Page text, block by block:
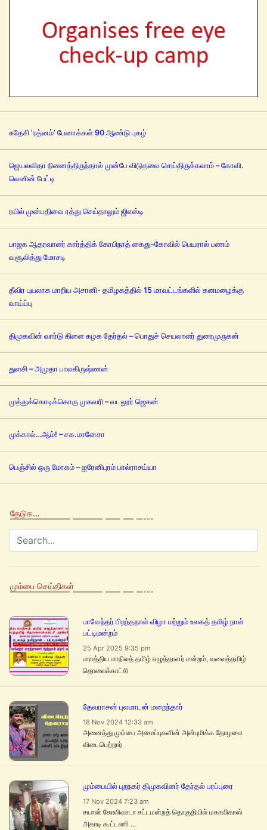
சுதேசி ’ரத்னம்’ பேனாக்கள் 90 ஆண்டு புகழ்
ஜெயலலிதா நினைத்திருந்தால் முன்பே விடுதலை செய்திருக்கலாம் – கோவி.
லெனின் பேட்டி
ரயில் முன்பதிவை ரத்து செய்தாலும் ஜிஎஸ்டி
பாஜக ஆதரவாளர் கார்த்திக் கோபிநாத் கைது-கோவில் பெயரால் பணம்
வசூலித்து மோசடி
தீவிர புயலாக மாறிய அசானி- தமிழகத்தில் 15 மாவட்டங்களில் கனமழைக்கு
வாய்ப்பு
திமுகவின் வார்டு கிளை கழக தேர்தல் – பொதுச் செயலாளர் துரைமுருகன்
துளசி – அமுதா பாலகிருஷ்ணன்
முத்துக்கொடிக்கொரு முகவரி – வடலூர் ஜெகன்
முக்கால்…ஆம்! – சக.மானேசா
பெஞ்சில் ஒரு மோகம் – ஐரேனிபுரம் பால்ராசய்யா
தேடுக…
மும்பை செய்திகள்
பாவேந்தர் பிறந்தநாள் விழா மற்றும் உலகத் தமிழ் நாள்
பட்டிமன்றம்
25 Apr 2025 9:35 pm
மராத்திய மாநிலத் தமிழ் எழுத்தாளர் மன்றம், வலைத்தமிழ்
தொலைக்காட்சி
தேவராசன் புலமாடன் மறைந்தார்
18 Nov 2024 12:33 am
அனைத்து மும்பை அமைப்புகளின் அன்புமிக்க தோழமை
விடைபெற்றார்
மும்பையில் புறநகர் திமுகவினர் தேர்தல் பரப்புரை
17 Nov 2024 7:23 am
சயான் கோலிவாடா சட்டமன்றத் தொகுதியில் மகாவிகாஸ்
அகாடி கூட்டணி ...